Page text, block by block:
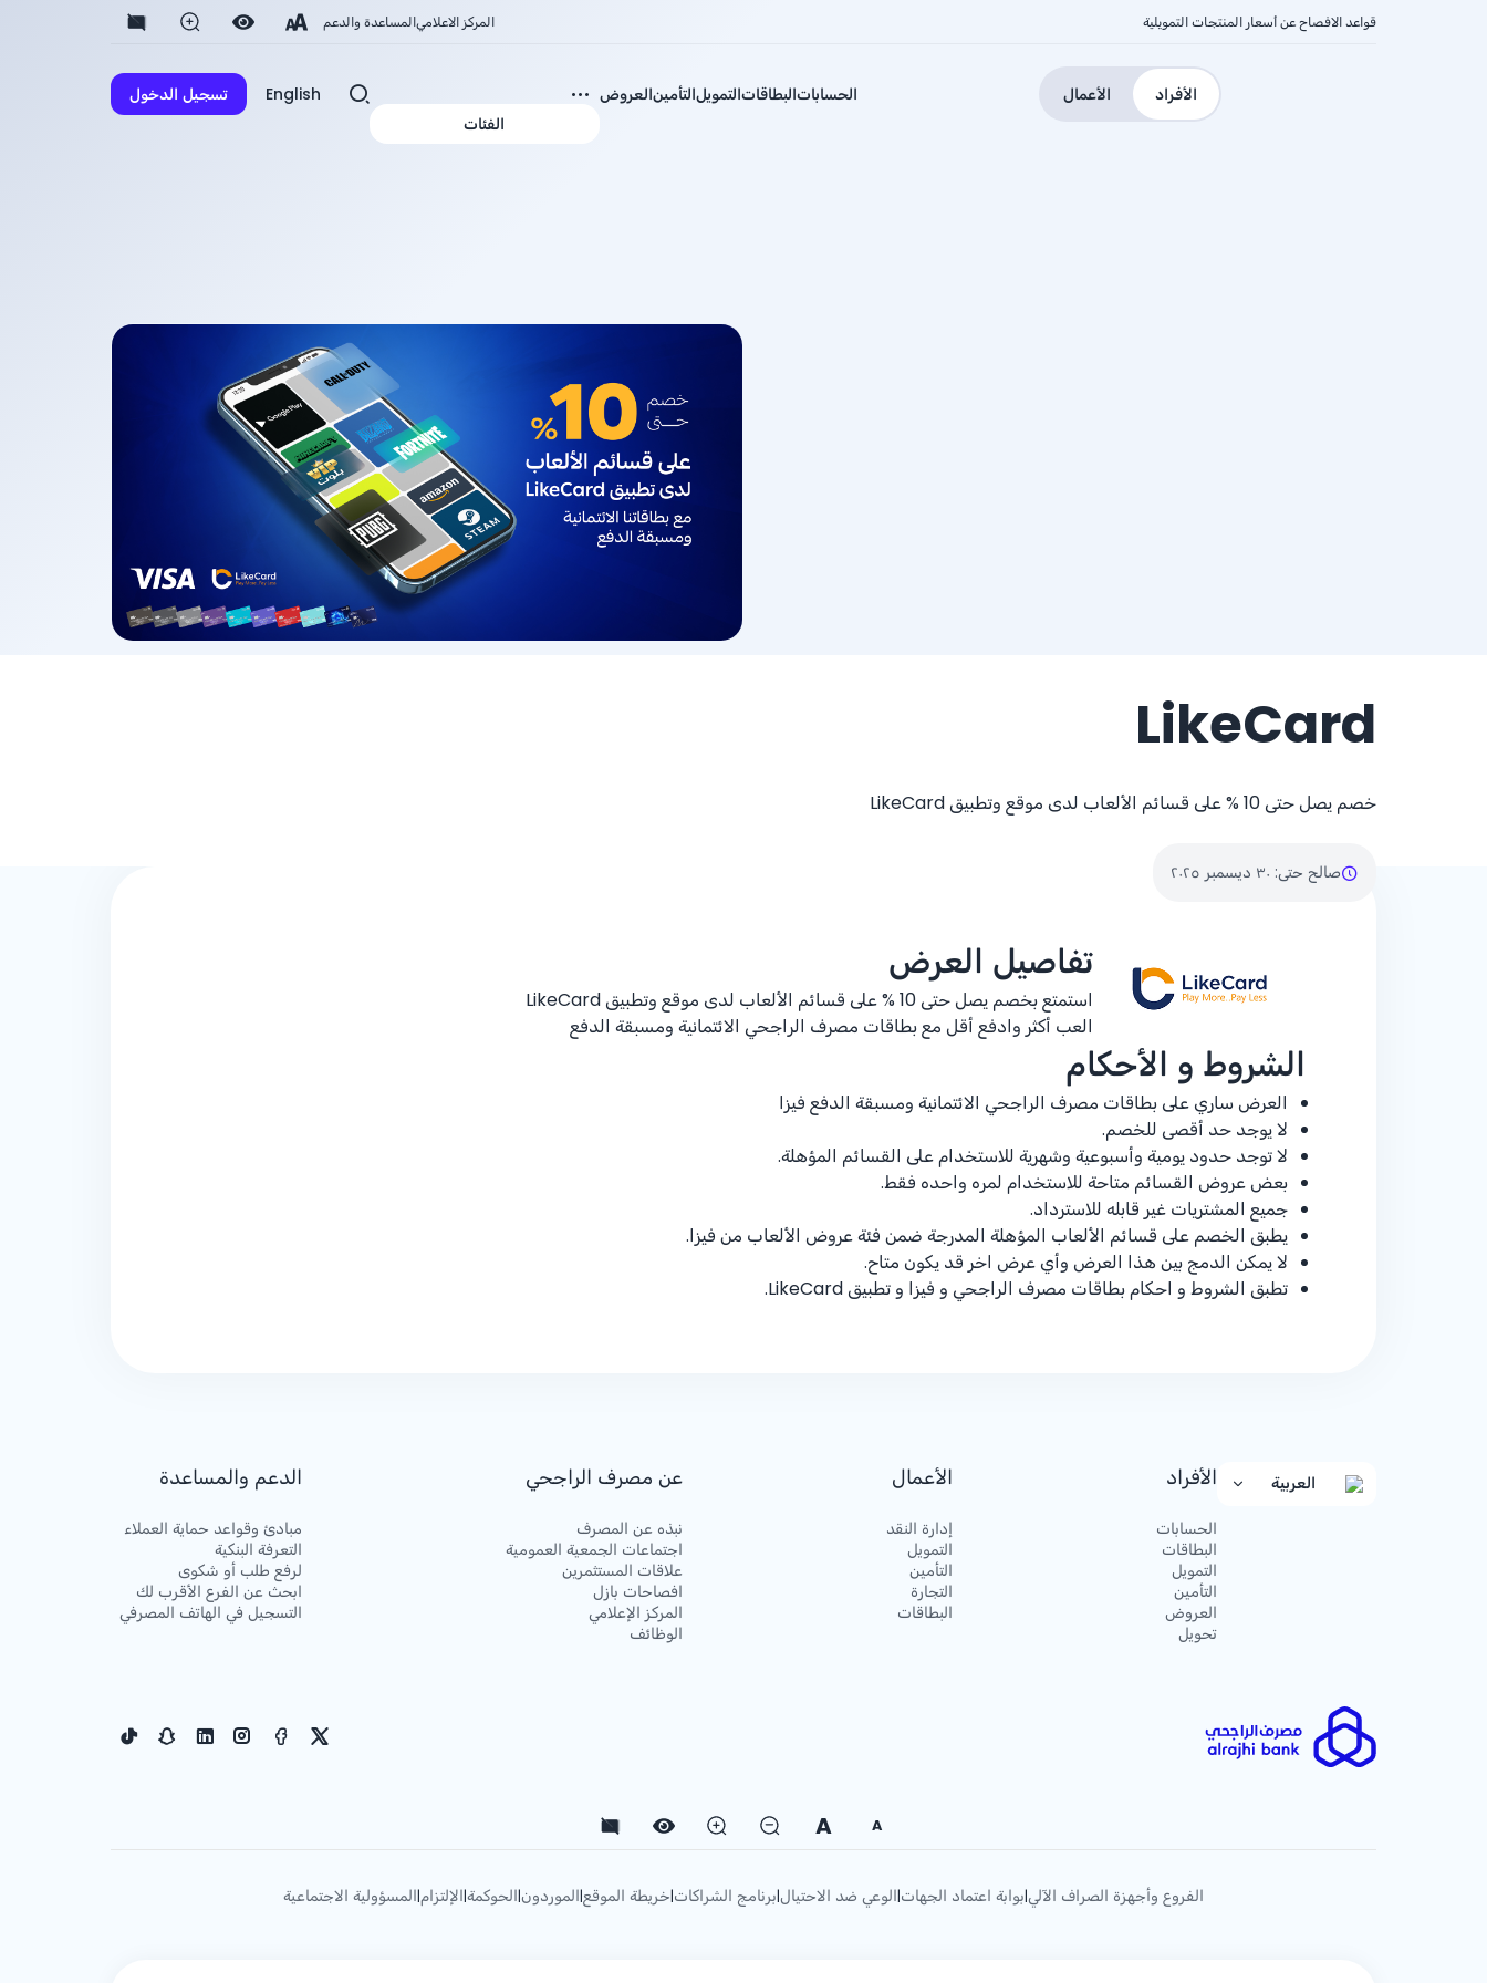
قواعد الافصاح عن أسعار المنتجات التمويلية المركز الاعلاميالمساعدة والدعم
الأفراد الأعمال الحساباتالبطاقاتالتمويلالتأمينالعروض
الفئات
English تسجيل الدخول
LikeCard
خصم يصل حتى % 10على قسائم الألعاب لدى موقع وتطبيق LikeCard
صالح حتى: ٣٠ ديسمبر ٢٠٢٥
تفاصيل العرض
استمتع بخصم يصل حتى % 10على قسائم الألعاب لدى موقع وتطبيق LikeCard
العب أكثر وادفع أقل مع بطاقات مصرف الراجحي الائتمانية ومسبقة الدفع
الشروط و الأحكام
العرض ساري على بطاقات مصرف الراجحي الائتمانية ومسبقة الدفع فيزا
لا يوجد حد أقصى للخصم.
لا توجد حدود يومية وأسبوعية وشهرية للاستخدام على القسائم المؤهلة.
بعض عروض القسائم متاحة للاستخدام لمره واحده فقط.
جميع المشتريات غير قابله للاسترداد.
يطبق الخصم على قسائم الألعاب المؤهلة المدرجة ضمن فئة عروض الألعاب من فيزا.
لا يمكن الدمج بين هذا العرض وأي عرض اخر قد يكون متاح.
تطبق الشروط و احكام بطاقات مصرف الراجحي و فيزا و تطبيق LikeCard.
العربية الأفراد
الحسابات
البطاقات
التمويل
التأمين
العروض
تحويل
الأعمال
إدارة النقد
التمويل
التأمين
التجارة
البطاقات
عن مصرف الراجحي
نبذه عن المصرف
اجتماعات الجمعية العمومية
علاقات المستثمرين
افصاحات بازل
المركز الإعلامي
الوظائف
الدعم والمساعدة
مبادئ وقواعد حماية العملاء
التعرفة البنكية
لرفع طلب أو شكوى
ابحث عن الفرع الأقرب لك
التسجيل في الهاتف المصرفي
A
A
الفروع وأجهزة الصراف الآلي|بوابة اعتماد الجهات|الوعي ضد الاحتيال|برنامج الشراكات|خريطة الموقع|الموردون|الحوكمة|الإلتزام|المسؤولية الاجتماعية